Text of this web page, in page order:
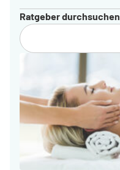
Ratgeber durchsuchen